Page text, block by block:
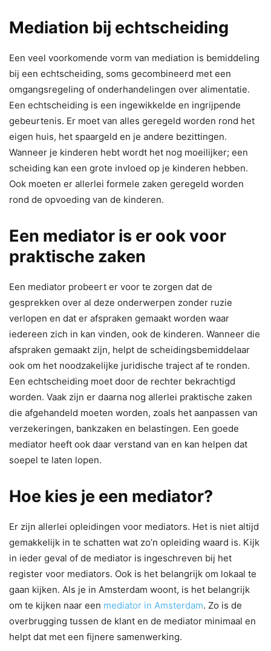
Mediation bij echtscheiding
Een veel voorkomende vorm van mediation is bemiddeling
bij een echtscheiding, soms gecombineerd met een
omgangsregeling of onderhandelingen over alimentatie.
Een echtscheiding is een ingewikkelde en ingrijpende
gebeurtenis. Er moet van alles geregeld worden rond het
eigen huis, het spaargeld en je andere bezittingen.
Wanneer je kinderen hebt wordt het nog moeilijker; een
scheiding kan een grote invloed op je kinderen hebben.
Ook moeten er allerlei formele zaken geregeld worden
rond de opvoeding van de kinderen.
Een mediator is er ook voor
praktische zaken
Een mediator probeert er voor te zorgen dat de
gesprekken over al deze onderwerpen zonder ruzie
verlopen en dat er afspraken gemaakt worden waar
iedereen zich in kan vinden, ook de kinderen. Wanneer die
afspraken gemaakt zijn, helpt de scheidingsbemiddelaar
ook om het noodzakelijke juridische traject af te ronden.
Een echtscheiding moet door de rechter bekrachtigd
worden. Vaak zijn er daarna nog allerlei praktische zaken
die afgehandeld moeten worden, zoals het aanpassen van
verzekeringen, bankzaken en belastingen. Een goede
mediator heeft ook daar verstand van en kan helpen dat
soepel te laten lopen.
Hoe kies je een mediator?
Er zijn allerlei opleidingen voor mediators. Het is niet altijd
gemakkelijk in te schatten wat zo’n opleiding waard is. Kijk
in ieder geval of de mediator is ingeschreven bij het
register voor mediators. Ook is het belangrijk om lokaal te
gaan kijken. Als je in Amsterdam woont, is het belangrijk
om te kijken naar een mediator in Amsterdam. Zo is de
overbrugging tussen de klant en de mediator minimaal en
helpt dat met een fijnere samenwerking.